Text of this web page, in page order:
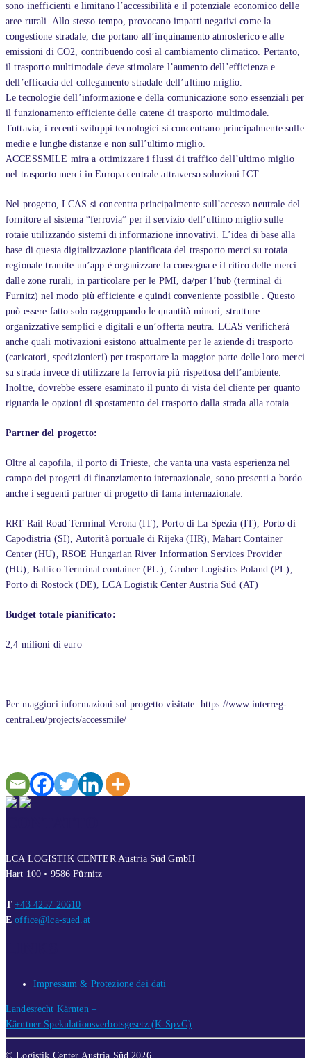
sono inefficienti e limitano l’accessibilità e il potenziale economico delle
aree rurali. Allo stesso tempo, provocano impatti negativi come la
congestione stradale, che portano all’inquinamento atmosferico e alle
emissioni di CO2, contribuendo così al cambiamento climatico. Pertanto,
il trasporto multimodale deve stimolare l’aumento dell’efficienza e
dell’efficacia del collegamento stradale dell’ultimo miglio.
Le tecnologie dell’informazione e della comunicazione sono essenziali per
il funzionamento efficiente delle catene di trasporto multimodale.
Tuttavia, i recenti sviluppi tecnologici si concentrano principalmente sulle
medie e lunghe distanze e non sull’ultimo miglio.
ACCESSMILE mira a ottimizzare i flussi di traffico dell’ultimo miglio
nel trasporto merci in Europa centrale attraverso soluzioni ICT.
Nel progetto, LCAS si concentra principalmente sull’accesso neutrale del
fornitore al sistema “ferrovia” per il servizio dell’ultimo miglio sulle
rotaie utilizzando sistemi di informazione innovativi. L’idea di base alla
base di questa digitalizzazione pianificata del trasporto merci su rotaia
regionale tramite un’app è organizzare la consegna e il ritiro delle merci
dalle zone rurali, in particolare per le PMI, da/per l’hub (terminal di
Furnitz) nel modo più efficiente e quindi conveniente possibile . Questo
può essere fatto solo raggruppando le quantità minori, strutture
organizzative semplici e digitali e un’offerta neutra. LCAS verificherà
anche quali motivazioni esistono attualmente per le aziende di trasporto
(caricatori, spedizionieri) per trasportare la maggior parte delle loro merci
su strada invece di utilizzare la ferrovia più rispettosa dell’ambiente.
Inoltre, dovrebbe essere esaminato il punto di vista del cliente per quanto
riguarda le opzioni di spostamento del trasporto dalla strada alla rotaia.
Partner del progetto:
Oltre al capofila, il porto di Trieste, che vanta una vasta esperienza nel
campo dei progetti di finanziamento internazionale, sono presenti a bordo
anche i seguenti partner di progetto di fama internazionale:
RRT Rail Road Terminal Verona (IT), Porto di La Spezia (IT), Porto di
Capodistria (SI), Autorità portuale di Rijeka (HR), Mahart Container
Center (HU), RSOE Hungarian River Information Services Provider
(HU), Baltico Terminal container (PL ), Gruber Logistics Poland (PL),
Porto di Rostock (DE), LCA Logistik Center Austria Süd (AT)
Budget totale pianificato:
2,4 milioni di euro
Per maggiori informazioni sul progetto visitate: https://www.interreg-
central.eu/projects/accessmile/
LCA LOGISTIK CENTER Austria Süd GmbH
Hart 100 • 9586 Fürnitz
T +43 4257 20610
E office@lca-sued.at
Impressum & Protezione dei dati
Landesrecht Kärnten –
Kärntner Spekulationsverbotsgesetz (K-SpvG)
© Logistik Center Austria Süd 2026